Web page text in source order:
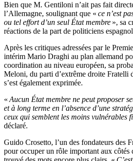
Bien que M. Gentiloni n’ait pas fait
l’Allemagne, soulignant que « ce n’est
ou tel effort d’un seul État membre », sa
réactions de la part de politiciens
Après les critiques adressées par le
intérim Mario Draghi au plan allemand
coordination au niveau européen, sa
Meloni, du parti d’extrême droite Fratelli
s’est également exprimée.
« Aucun État membre ne peut proposer
et à long terme en l’absence d’une
ceux qui semblent les moins vulnérables
déclaré.
Guido Crosetto, l’un des fondateurs des
pour occuper un rôle important aux